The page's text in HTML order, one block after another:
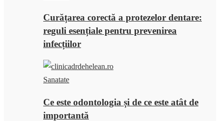
Curățarea corectă a protezelor dentare:
reguli esențiale pentru prevenirea
infecțiilor
Sanatate
Ce este odontologia și de ce este atât de
importantă